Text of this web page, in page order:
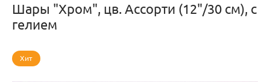
Шары "Хром", цв. Ассорти (12"/30 см), с
гелием
Хит